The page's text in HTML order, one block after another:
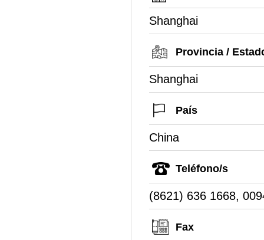
Shanghai
Provincia /
Shanghai
País
China
Teléfono/s
(8621) 636 1668,
Fax